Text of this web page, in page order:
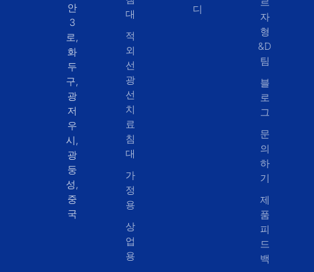
안
3
로,
화
두
구,
광
저
우
시,
광
둥
성,
중
국
대
적
외
선
광
선
치
료
침
대
가
정
용
상
업
용
디
자
형
&D
팀
블
로
그
문
의
하
기
제
품
피
드
백